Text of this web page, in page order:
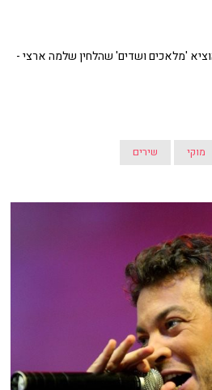
'מלאכים ושדים' שהלחין שלמה ארצי -
מוקי שירים